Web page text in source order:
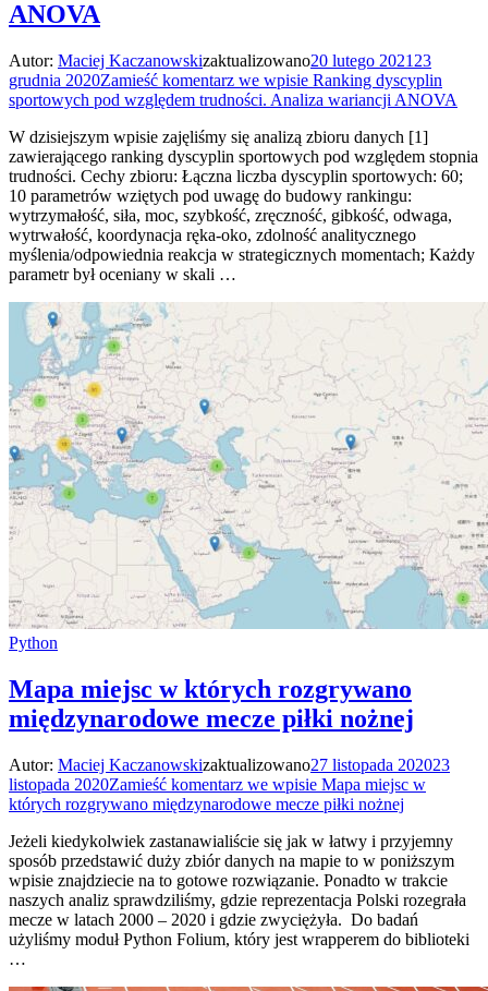
ANOVA
Autor: Maciej Kaczanowskizaktualizowano20 lutego 2021 23
grudnia 2020Zamieść komentarz we wpisie Ranking dyscyplin
sportowych pod względem trudności. Analiza wariancji ANOVA
W dzisiejszym wpisie zajęliśmy się analizą zbioru danych [1]
zawierającego ranking dyscyplin sportowych pod względem stopnia
trudności. Cechy zbioru: Łączna liczba dyscyplin sportowych: 60;
10 parametrów wziętych pod uwagę do budowy rankingu:
wytrzymałość, siła, moc, szybkość, zręczność, gibkość, odwaga,
wytrwałość, koordynacja ręka-oko, zdolność analitycznego
myślenia/odpowiednia reakcja w strategicznych momentach; Każdy
parametr był oceniany w skali …
Python
Mapa miejsc w których rozgrywano
międzynarodowe mecze piłki nożnej
Autor: Maciej Kaczanowskizaktualizowano27 listopada 202023
listopada 2020Zamieść komentarz we wpisie Mapa miejsc w
których rozgrywano międzynarodowe mecze piłki nożnej
Jeżeli kiedykolwiek zastanawialiście się jak w łatwy i przyjemny
sposób przedstawić duży zbiór danych na mapie to w poniższym
wpisie znajdziecie na to gotowe rozwiązanie. Ponadto w trakcie
naszych analiz sprawdziliśmy, gdzie reprezentacja Polski rozegrała
mecze w latach 2000 – 2020 i gdzie zwyciężyła. Do badań
użyliśmy moduł Python Folium, który jest wrapperem do biblioteki
…